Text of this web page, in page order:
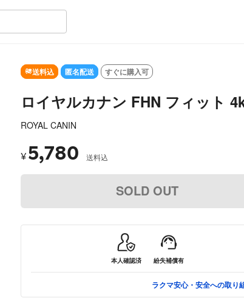
SOLD OUT
送料込 匿名配送 すぐに購入可
ロイヤルカナン FHN フィット
ROYAL CANIN
¥ 5,780 送料込
SOLD OUT
本人確認済 紛失補償有
ラクマ安心・安全への取り